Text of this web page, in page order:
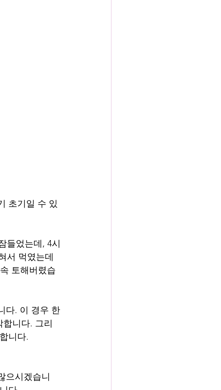
초기일 수 있
들었는데, 4시
서 먹였는데
토해버렸습
다. 이 경우 한
니다. 그리
니다.
으시겠습니